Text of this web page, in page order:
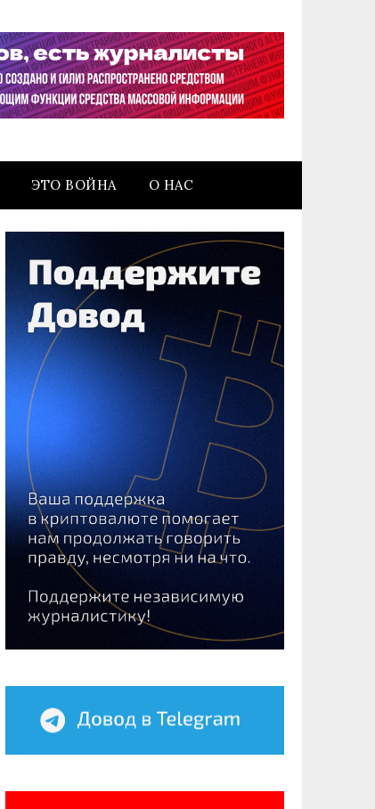
ЭТО ВОЙНА О НАС